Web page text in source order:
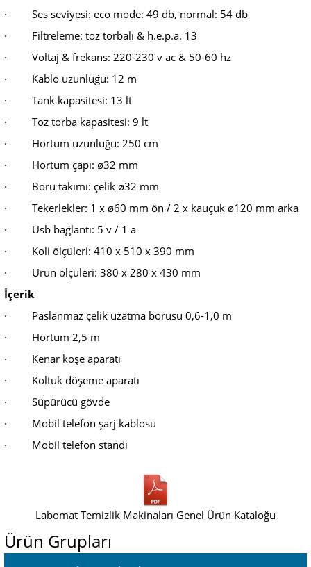
· Ses seviyesi: eco mode: 49 db, normal: 54 db
· Filtreleme: toz torbalı & h.e.p.a. 13
· Voltaj & frekans: 220-230 v ac & 50-60 hz
· Kablo uzunluğu: 12 m
· Tank kapasitesi: 13 lt
· Toz torba kapasitesi: 9 lt
· Hortum uzunluğu: 250 cm
· Hortum çapı: ø32 mm
· Boru takımı: çelik ø32 mm
· Tekerlekler: 1 x ø60 mm ön / 2 x kauçuk ø120 mm arka
· Usb bağlantı: 5 v / 1 a
· Koli ölçüleri: 410 x 510 x 390 mm
· Ürün ölçüleri: 380 x 280 x 430 mm
İçerik
· Paslanmaz çelik uzatma borusu 0,6-1,0 m
· Hortum 2,5 m
· Kenar köşe aparatı
· Koltuk döşeme aparatı
· Süpürücü gövde
· Mobil telefon şarj kablosu
· Mobil telefon standı
Labomat Temizlik Makinaları Genel Ürün Kataloğu
Ürün Grupları